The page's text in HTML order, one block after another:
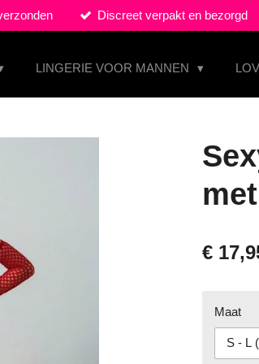
Discreet verpakt en bezorgd
LINGERIE VOOR MANNEN
€
Maat